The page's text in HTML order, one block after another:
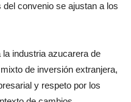
convenio se ajustan a los
industria azucarera de
de inversión extranjera,
y respeto por los